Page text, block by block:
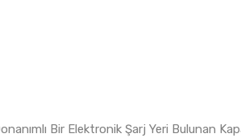
Bir Elektronik Şarj Yeri Bulunan